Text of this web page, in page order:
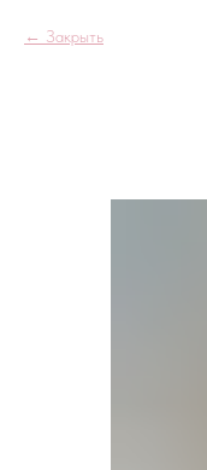
Закрыть